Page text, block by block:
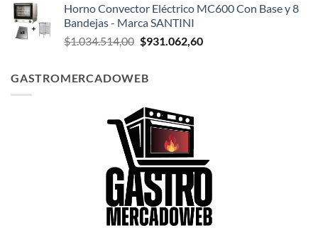
original
era:
$1.047.174,00.
actual
$942.456,60.
Horno Convector Eléctrico MC600 Con Base y 8
Bandejas - Marca SANTINI
$1.034.514,00 El
era:
$931.062,60El
GASTROMERCADOWEB